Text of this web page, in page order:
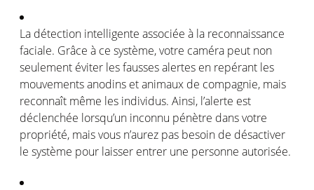
La détection intelligente associée à la reconnaissance
faciale. Grâce à ce système, votre caméra peut non
seulement éviter les fausses alertes en repérant les
mouvements anodins et animaux de compagnie, mais
reconnaît même les individus. Ainsi, l’alerte est
déclenchée lorsqu’un inconnu pénètre dans votre
propriété, mais vous n’aurez pas besoin de désactiver
le système pour laisser entrer une personne autorisée.